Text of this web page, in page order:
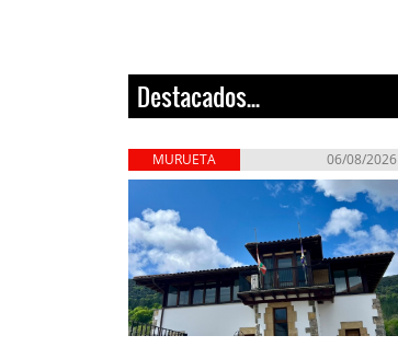
Destacados...
MURUETA 06/08/2026